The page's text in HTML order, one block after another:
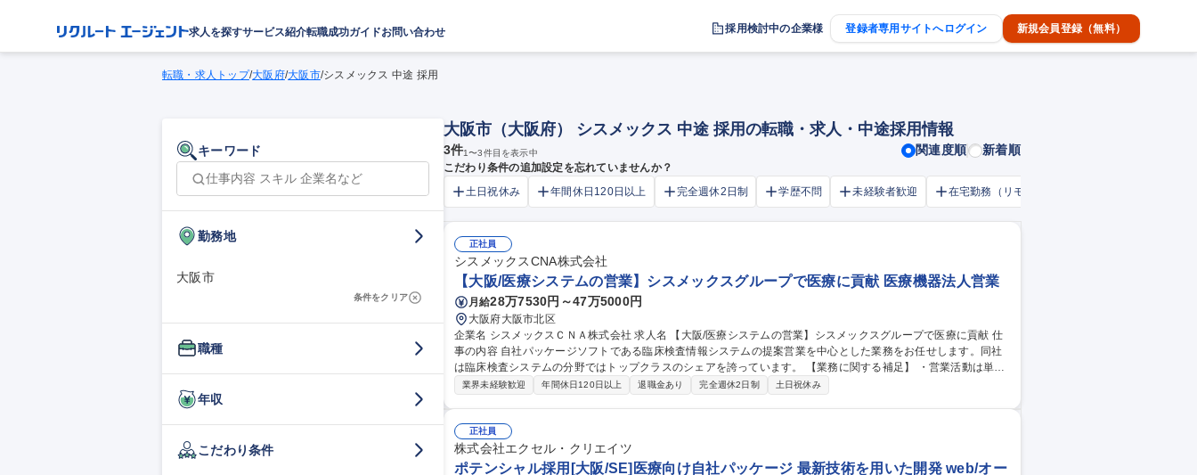
求人を探すサービス紹介転職成功ガイドお問い合わせ 採用検討中の企業様 登録者専用サイトへログイン 新規会員登録（無料）
転職・求人トップ/大阪府/大阪市/シスメックス 中途 採用
キーワード
勤務地
大阪市
条件をクリア
職種
年収
こだわり条件
大阪市（大阪府） シスメックス 中途 採用の転職・求人・中途採用情報
3件1〜3件目を表示中 関連度順 新着順
こだわり条件の追加設定を忘れていませんか？
土日祝休み
年間休日120日以上 完全週休2日制 学歴不問 未経験者歓迎 在宅勤務（リモートワーク）OK
正社員
シスメックスCNA株式会社
【大阪/医療システムの営業】シスメックスグループで医療に貢献 医療機器法人営業
月給28万7530円～47万5000円
大阪府大阪市北区
企業名 シスメックスＣＮＡ株式会社 求人名 【大阪/医療システムの営業】シスメックスグループで医療に貢献 仕
事の内容 自社パッケージソフトである臨床検査情報システムの提案営業を中心とした業務をお任せします。同社
は臨床検査システムの分野ではトップクラスのシェアを誇っています。 【業務に関する補足】 ・営業活動は単独
ではなくチームとして活動することが多く、シスメックスやその他医療機器・システムメーカーとの連駅しなが
職種 【大阪/医療システムの営業】シスメックスグループで医療に貢献
業界未経験歓迎 年間休日120日以上 退職金あり 完全週休2日制 土日祝休み
正社員
株式会社エクセル・クリエイツ
ポテンシャル採用[大阪/SE]医療向け自社パッケージ 最新技術を用いた開発 web/オー